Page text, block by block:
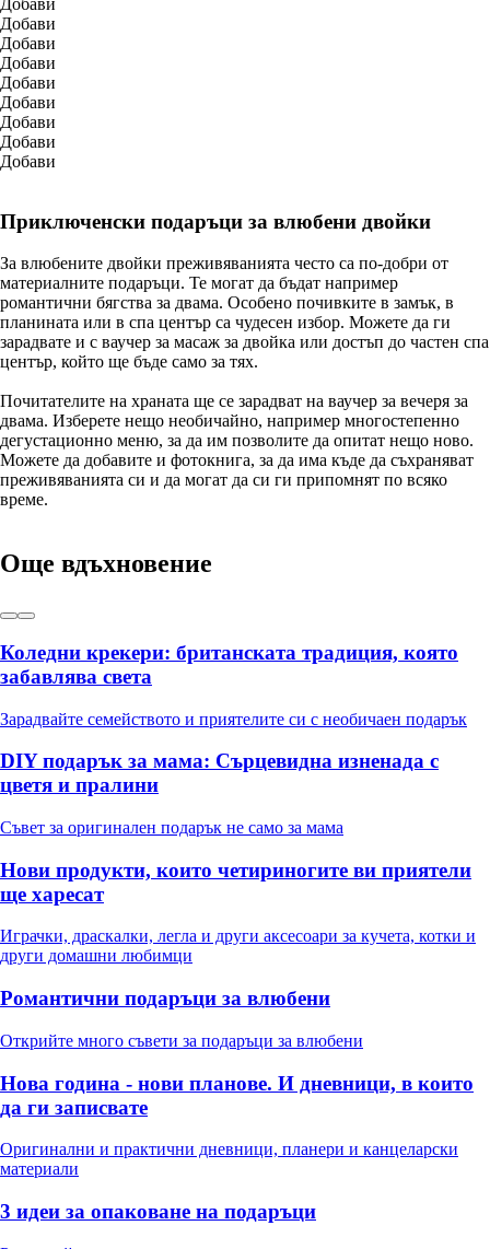
Добави
Добави
Добави
Добави
Добави
Добави
Добави
Добави
Приключенски подаръци за влюбени двойки
За влюбените двойки преживяванията често са по-добри от
материалните подаръци. Те могат да бъдат например
романтични бягства за двама. Особено почивките в замък, в
планината или в спа център са чудесен избор. Можете да ги
зарадвате и с ваучер за масаж за двойка или достъп до частен спа
център, който ще бъде само за тях.
Почитателите на храната ще се зарадват на ваучер за вечеря за
двама. Изберете нещо необичайно, например многостепенно
дегустационно меню, за да им позволите да опитат нещо ново.
Можете да добавите и фотокнига, за да има къде да съхраняват
преживяванията си и да могат да си ги припомнят по всяко
време.
Още вдъхновение
Коледни крекери: британската традиция, която
забавлява света
Зарадвайте семейството и приятелите си с необичаен подарък
DIY подарък за мама: Сърцевидна изненада с
цветя и пралини
Съвет за оригинален подарък не само за мама
Нови продукти, които четириногите ви приятели
ще харесат
Играчки, драскалки, легла и други аксесоари за кучета, котки и
други домашни любимци
Романтични подаръци за влюбени
Открийте много съвети за подаръци за влюбени
Нова година - нови планове. И дневници, в които
да ги записвате
Оригинални и практични дневници, планери и канцеларски
материали
3 идеи за опаковане на подаръци